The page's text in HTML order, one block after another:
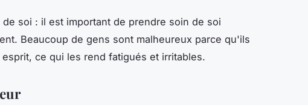
soi : il est important de prendre soin de soi
Beaucoup de gens sont malheureux parce qu'ils
ce qui les rend fatigués et irritables.